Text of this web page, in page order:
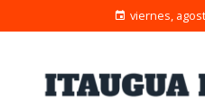
viernes,